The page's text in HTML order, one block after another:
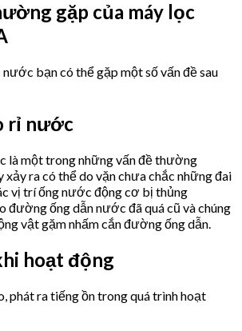
gặp của máy lọc
bạn có thể gặp một số vấn đề sau
rỉ nước
là một trong những vấn đề thường
ra có thể do vặn chưa chắc những đai
vị trí ống nước động cơ bị thủng
đường ống dẫn nước đã quá cũ và chúng
vật gặm nhấm cắn đường ống dẫn.
hoạt động
phát ra tiếng ồn trong quá trình hoạt